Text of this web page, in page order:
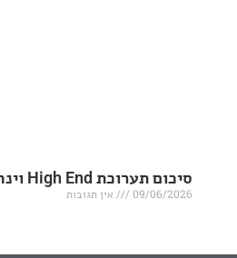
סיכום תערוכת High End וינה 2026 – חלק 1
09/06/2026 אין תגובות